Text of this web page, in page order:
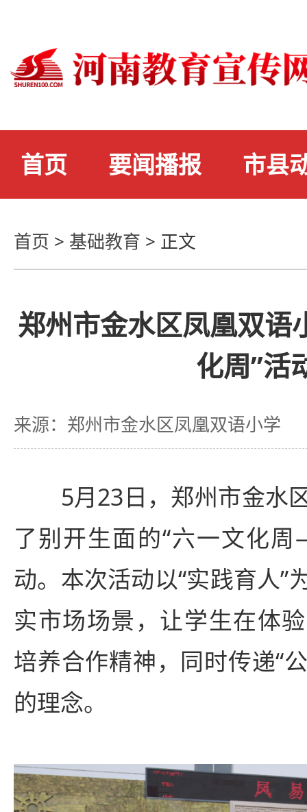
首页 要闻播报 市县
首页 > 基础教育 > 正文
郑州市金水区凤凰双语
化周”活
来源：郑州市金水区凤凰双语小学
5月23日，郑州市金水
了别开生面的“六一文化
动。本次活动以“实践育人”
实市场场景，让学生在体
培养合作精神，同时传递“
的理念。